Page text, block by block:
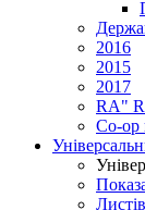
2016
2015
2017
RA"
Co-op